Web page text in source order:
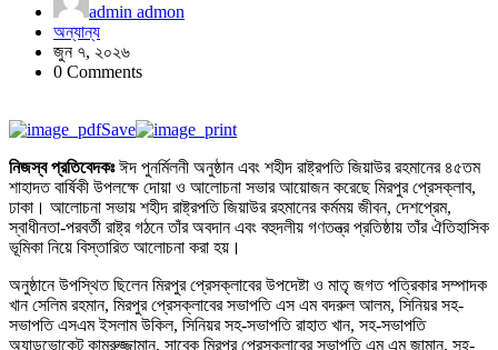
admin admon
অন্যান্য
জুন ৭, ২০২৬
0 Comments
Save
নিজস্ব প্রতিবেদকঃঈদ পুনর্মিলনী অনুষ্ঠান এবং শহীদ রাষ্ট্রপতি জিয়াউর রহমানের ৪৫তম
শাহাদত বার্ষিকী উপলক্ষে দোয়া ও আলোচনা সভার আয়োজন করেছে মিরপুর প্রেসক্লাব,
ঢাকা। আলোচনা সভায় শহীদ রাষ্ট্রপতি জিয়াউর রহমানের কর্মময় জীবন, দেশপ্রেম,
স্বাধীনতা-পরবর্তী রাষ্ট্র গঠনে তাঁর অবদান এবং বহুদলীয় গণতন্ত্র প্রতিষ্ঠায় তাঁর ঐতিহাসিক
ভূমিকা নিয়ে বিস্তারিত আলোচনা করা হয়।
অনুষ্ঠানে উপস্থিত ছিলেন মিরপুর প্রেসক্লাবের উপদেষ্টা ও মাতৃ জগত পত্রিকার সম্পাদক
খান সেলিম রহমান, মিরপুর প্রেসক্লাবের সভাপতি এস এম বদরুল আলম, সিনিয়র সহ-
সভাপতি এসএম ইসলাম উকিল, সিনিয়র সহ-সভাপতি রাহাত খান, সহ-সভাপতি
অ্যাডভোকেট কামরুজ্জামান, সাবেক মিরপুর প্রেসক্লাবের সভাপতি এম এম জামান, সহ-